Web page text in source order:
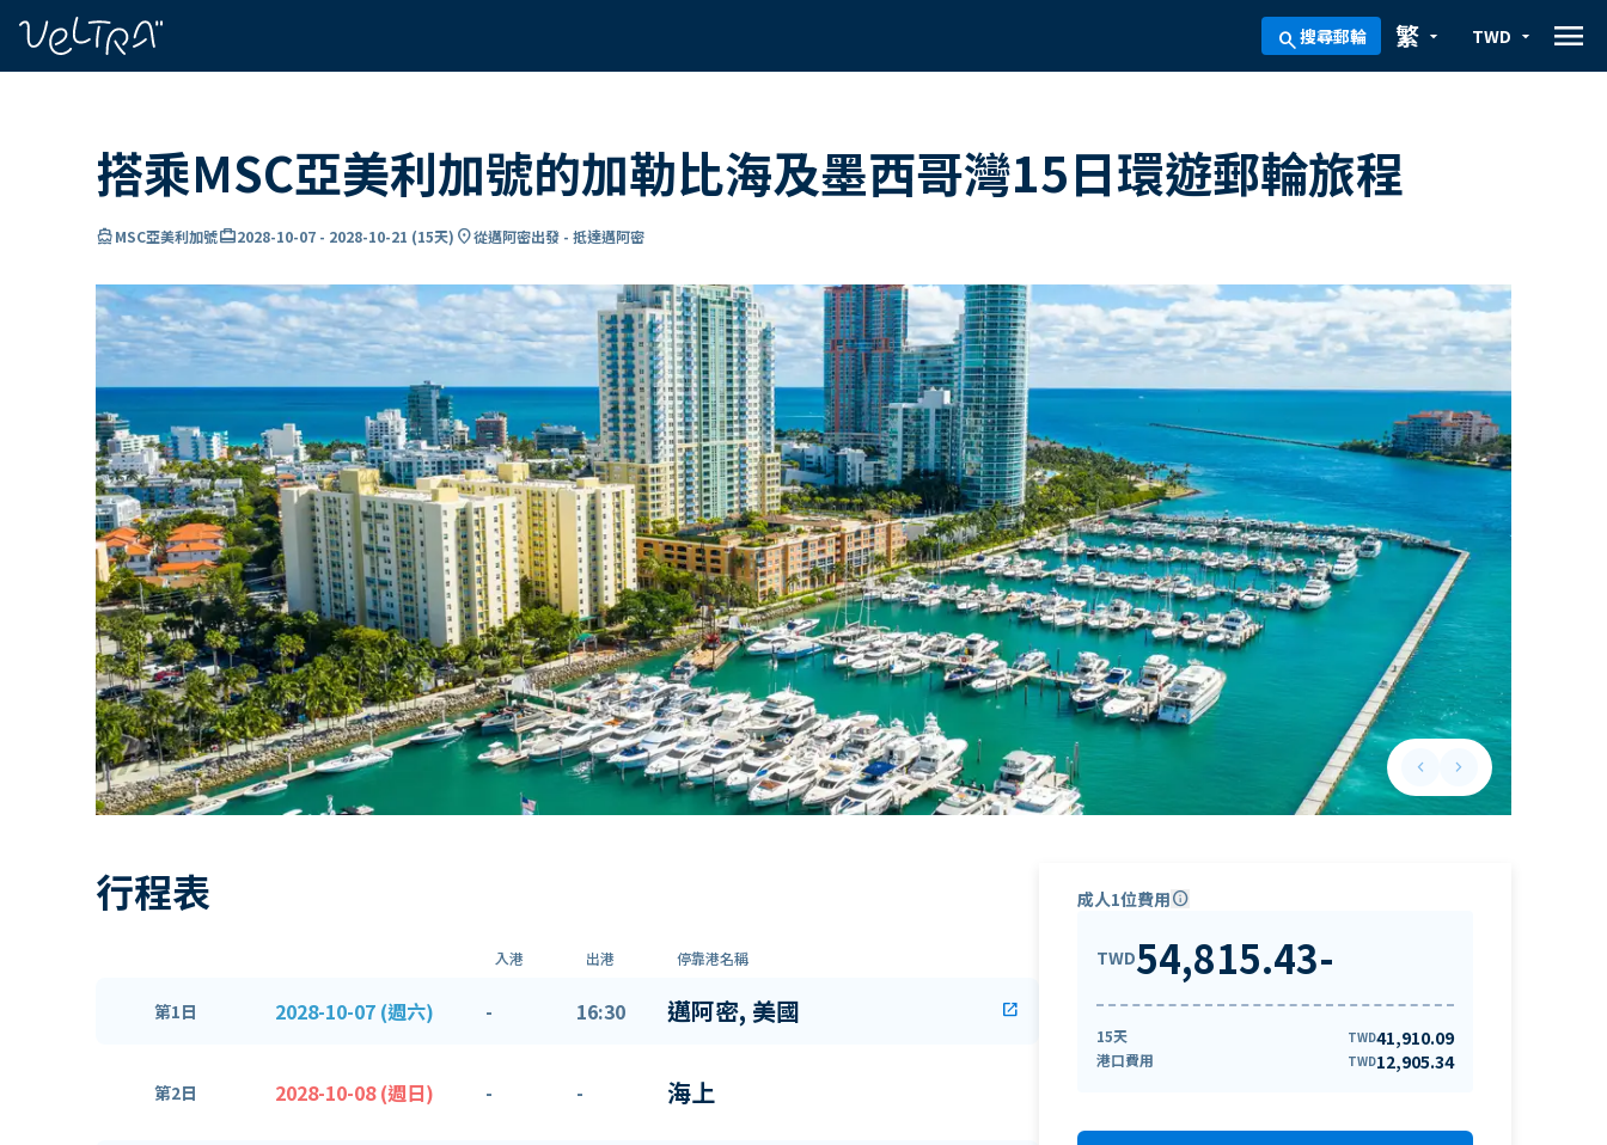
search搜尋郵輪 arrow_drop_down
繁 arrow_drop_down
TWD menu
搭乘MSC亞美利加號的加勒比海及墨西哥灣15日環遊郵輪旅程
directions_boatMSC亞美利加號card_travel2028-10-07 - 2028-10-21 (15天) location_on從邁阿密出發 - 抵達邁阿密
keyboard_arrow_leftPrevious slide
keyboard_arrow_rightNext slide
行程表
入港 出港 停靠港名稱
第1日 2028-10-07 (週六) - 16:30 邁阿密, 美國 open_in_new
第2日 2028-10-08 (週日) - - 海上
成人1位費用info
TWD54,815.43-
15天 TWD41,910.09
港口費用 TWD12,905.34